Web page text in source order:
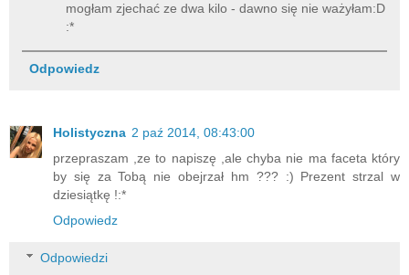
mogłam zjechać ze dwa kilo - dawno się nie ważyłam:D
:*
Odpowiedz
Holistyczna 2 paź 2014, 08:43:00
przepraszam ,ze to napiszę ,ale chyba nie ma faceta który
by się za Tobą nie obejrzał hm ??? :) Prezent strzal w
dziesiątkę !:*
Odpowiedz
Odpowiedzi